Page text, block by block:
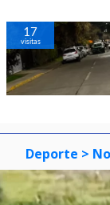
17
visitas
Deporte >